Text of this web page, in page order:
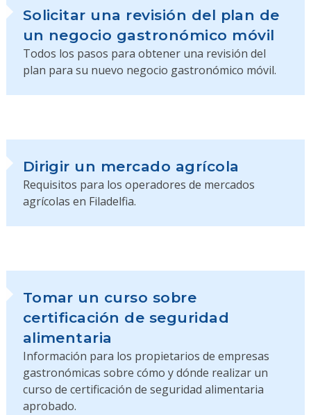
Solicitar una revisión del plan de
un negocio gastronómico móvil
Todos los pasos para obtener una revisión del
plan para su nuevo negocio gastronómico móvil.
Dirigir un mercado agrícola
Requisitos para los operadores de mercados
agrícolas en Filadelfia.
Tomar un curso sobre
certificación de seguridad
alimentaria
Información para los propietarios de empresas
gastronómicas sobre cómo y dónde realizar un
curso de certificación de seguridad alimentaria
aprobado.